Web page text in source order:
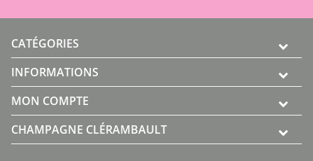
CATÉGORIES
INFORMATIONS
MON COMPTE
CHAMPAGNE CLÉRAMBAULT